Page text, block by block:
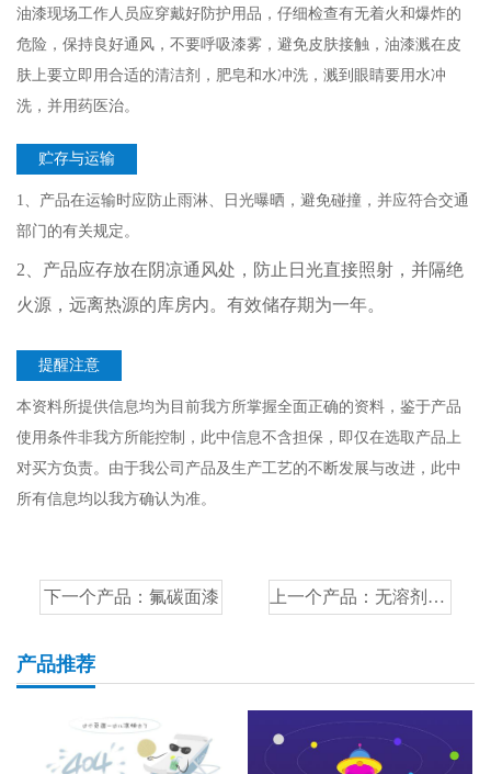
油漆现场工作人员应穿戴好防护用品，仔细检查有无着火和爆炸的
危险，保持良好通风，不要呼吸漆雾，避免皮肤接触，油漆溅在皮
肤上要立即用合适的清洁剂，肥皂和水冲洗，溅到眼睛要用水冲
洗，并用药医治。
贮存与运输
1、产品在运输时应防止雨淋、日光曝晒，避免碰撞，并应符合交通
部门的有关规定。
2、产品应存放在阴凉通风处，防止日光直接照射，并隔绝
火源，远离热源的库房内。有效储存期为一年。
提醒注意
本资料所提供信息均为目前我方所掌握全面正确的资料，鉴于产品
使用条件非我方所能控制，此中信息不含担保，即仅在选取产品上
对买方负责。由于我公司产品及生产工艺的不断发展与改进，此中
所有信息均以我方确认为准。
下一个产品： 氟碳面漆 上一个产品： 无溶剂型环氧地坪中涂漆
产品推荐